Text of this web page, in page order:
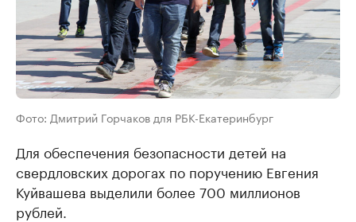
Фото: Дмитрий Горчаков для РБК-Екатеринбург
Для обеспечения безопасности детей на
свердловских дорогах по поручению Евгения
Куйвашева выделили более 700 миллионов
рублей.